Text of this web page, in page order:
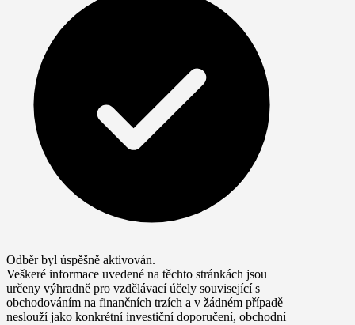
Odběr byl úspěšně aktivován.
Veškeré informace uvedené na těchto stránkách jsou
určeny výhradně pro vzdělávací účely související s
obchodováním na finančních trzích a v žádném případě
neslouží jako konkrétní investiční doporučení, obchodní